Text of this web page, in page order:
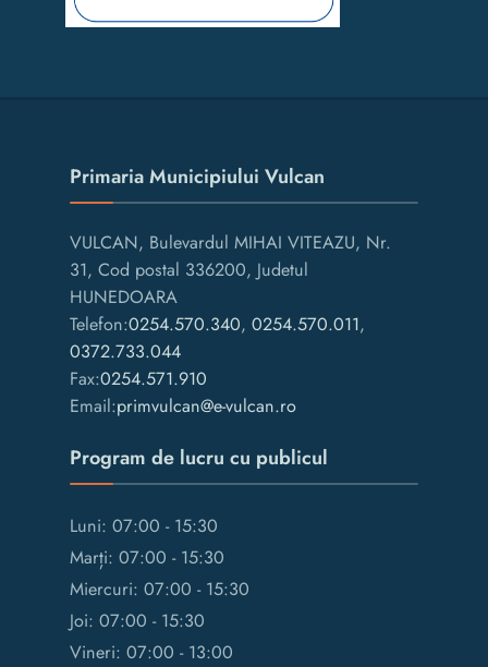
Primaria Municipiului Vulcan
VULCAN, Bulevardul MIHAI VITEAZU, Nr.
31, Cod postal 336200, Judetul
HUNEDOARA
Telefon:0254.570.340, 0254.570.011,
0372.733.044
Fax:0254.571.910
Email:primvulcan@e-vulcan.ro
Program de lucru cu publicul
Luni: 07:00 - 15:30
Marți: 07:00 - 15:30
Miercuri: 07:00 - 15:30
Joi: 07:00 - 15:30
Vineri: 07:00 - 13:00